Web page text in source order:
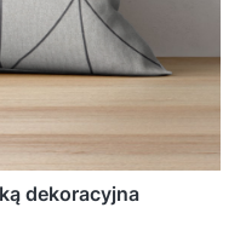
dekoracyjna